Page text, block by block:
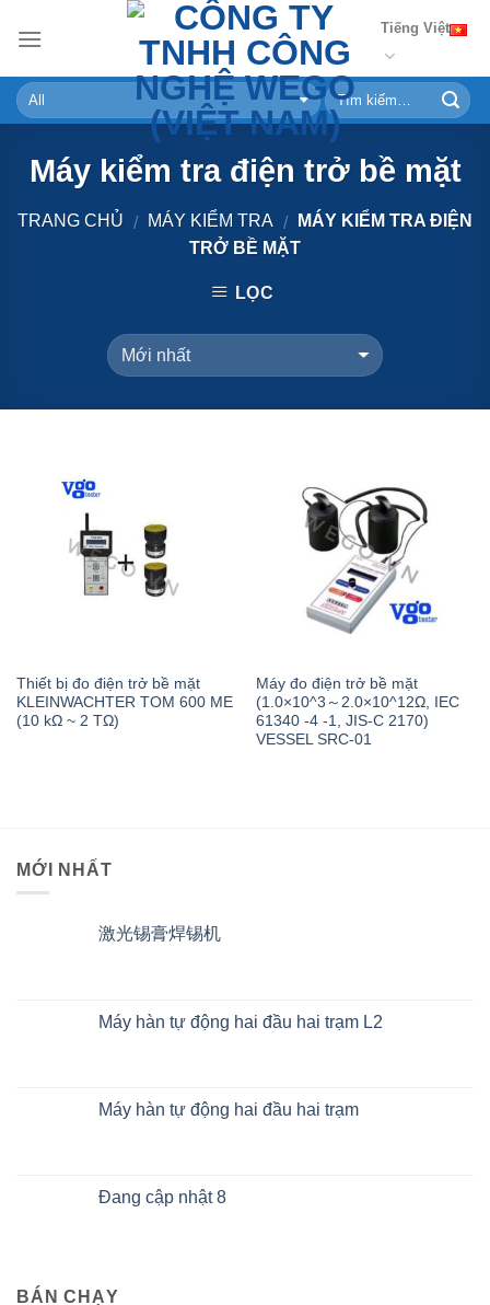
Tiếng Việt
Máy kiểm tra điện trở bề mặt
TRANG CHỦ / MÁY KIỂM TRA /
MÁY KIỂM TRA ĐIỆN
TRỞ BỀ MẶT
LỌC
Thiết bị đo điện trở bề mặt
KLEINWACHTER TOM 600 ME
(10 kΩ ~ 2 TΩ)
Máy đo điện trở bề mặt
(1.0×10^3～2.0×10^12Ω, IEC
61340 -4 -1, JIS-C 2170)
VESSEL SRC-01
MỚI NHẤT
激光锡膏焊锡机
Máy hàn tự động hai đầu hai trạm L2
Máy hàn tự động hai đầu hai trạm
Đang cập nhật 8
BÁN CHẠY